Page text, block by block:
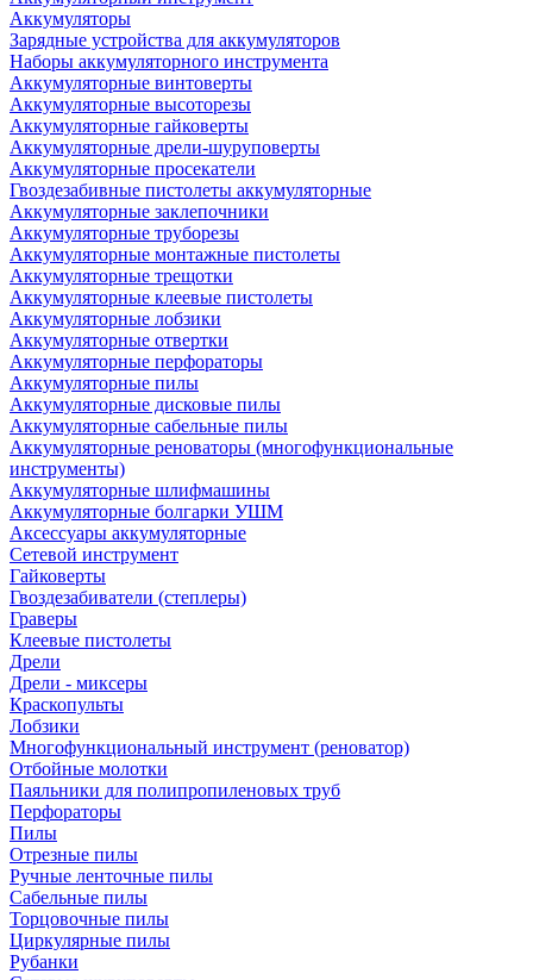
Аккумуляторы
Зарядные устройства для аккумуляторов
Наборы аккумуляторного инструмента
Аккумуляторные винтоверты
Аккумуляторные высоторезы
Аккумуляторные гайковерты
Аккумуляторные дрели-шуруповерты
Аккумуляторные просекатели
Гвоздезабивные пистолеты аккумуляторные
Аккумуляторные заклепочники
Аккумуляторные труборезы
Аккумуляторные монтажные пистолеты
Аккумуляторные трещотки
Аккумуляторные клеевые пистолеты
Аккумуляторные лобзики
Аккумуляторные отвертки
Аккумуляторные перфораторы
Аккумуляторные пилы
Аккумуляторные дисковые пилы
Аккумуляторные сабельные пилы
Аккумуляторные реноваторы (многофункциональные
инструменты)
Аккумуляторные шлифмашины
Аккумуляторные болгарки УШМ
Аксессуары аккумуляторные
Сетевой инструмент
Гайковерты
Гвоздезабиватели (степлеры)
Граверы
Клеевые пистолеты
Дрели
Дрели - миксеры
Краскопульты
Лобзики
Многофункциональный инструмент (реноватор)
Отбойные молотки
Паяльники для полипропиленовых труб
Перфораторы
Пилы
Отрезные пилы
Ручные ленточные пилы
Сабельные пилы
Торцовочные пилы
Циркулярные пилы
Рубанки